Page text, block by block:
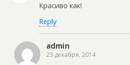
Красиво как!
Reply
admin
23 декабря, 2014